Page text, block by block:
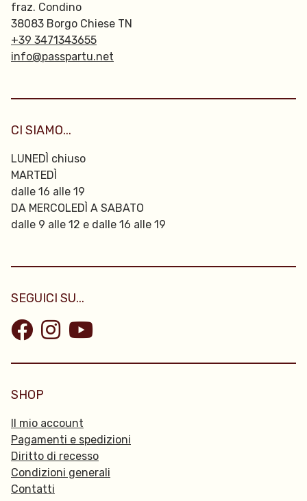
fraz. Condino
38083 Borgo Chiese TN
+39 3471343655
info@passpartu.net
CI SIAMO...
LUNEDÌ chiuso
MARTEDÌ
dalle 16 alle 19
DA MERCOLEDÌ A SABATO
dalle 9 alle 12 e dalle 16 alle 19
SEGUICI SU...
SHOP
Il mio account
Pagamenti e spedizioni
Diritto di recesso
Condizioni generali
Contatti